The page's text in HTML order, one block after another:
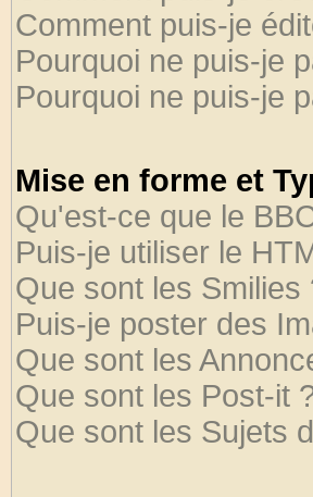
Comment puis-je
Pourquoi ne puis-je
Pourquoi ne puis-je
Mise en forme et
Qu'est-ce que le
Puis-je utiliser le
Que sont les Smilies
Puis-je poster des
Que sont les
Que sont les Post-it
Que sont les Sujets